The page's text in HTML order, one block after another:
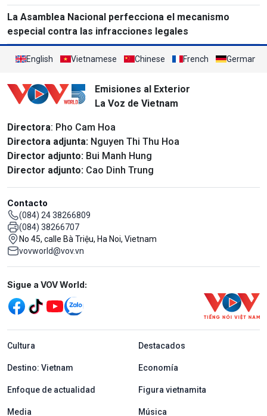
La Asamblea Nacional perfecciona el mecanismo
especial contra las infracciones legales
English Vietnamese Chinese French German
Emisiones al Exterior
La Voz de Vietnam
Directora: Pho Cam Hoa
Directora adjunta: Nguyen Thi Thu Hoa
Director adjunto: Bui Manh Hung
Director adjunto: Cao Dinh Trung
Contacto
(084) 24 38266809
(084) 38266707
No 45, calle Bà Triệu, Ha Noi, Vietnam
vovworld@vov.vn
Mạng xã hội
Sigue a VOV World:
menu footer tiếng Tây ban nha
Cultura Destacados
Destino: Vietnam Economía
Enfoque de actualidad Figura vietnamita
Media Música